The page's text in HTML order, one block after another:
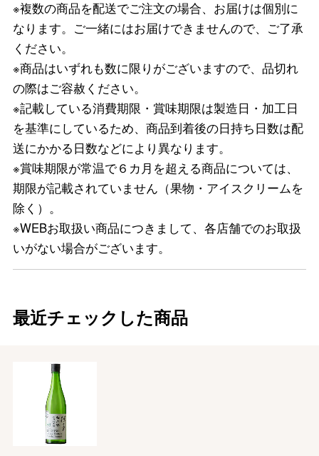
※複数の商品を配送でご注文の場合、お届けは個別に
なります。ご一緒にはお届けできませんので、ご了承
ください。
※商品はいずれも数に限りがございますので、品切れ
の際はご容赦ください。
※記載している消費期限・賞味期限は製造日・加工日
を基準にしているため、商品到着後の日持ち日数は配
送にかかる日数などにより異なります。
※賞味期限が常温で６カ月を超える商品については、
期限が記載されていません（果物・アイスクリームを
除く）。
※WEBお取扱い商品につきまして、各店舗でのお取扱
いがない場合がございます。
最近チェックした商品